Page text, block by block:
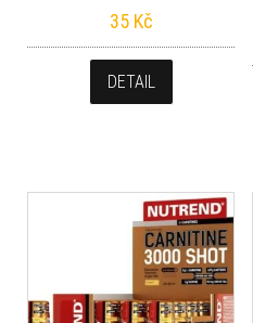
35 Kč
DETAIL